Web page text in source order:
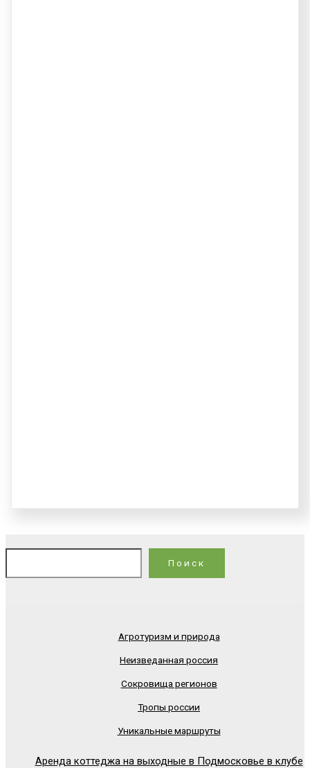
Поиск
Агротуризм и природа
Неизведанная россия
Сокровища регионов
Тропы россии
Уникальные маршруты
Аренда коттеджа на выходные в Подмосковье в клубе